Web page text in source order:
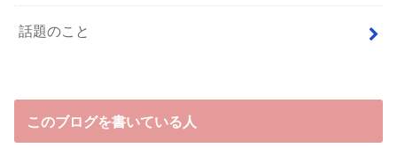
話題のこと
このブログを書いている人